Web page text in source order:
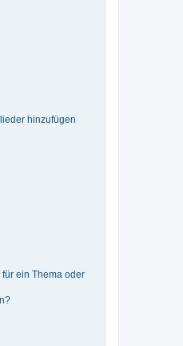
hinzufügen
ein Thema oder